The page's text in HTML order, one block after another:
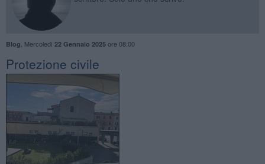
Blog Mercoledì 22 Gennaio 2025ore 08:00
Protezione civile